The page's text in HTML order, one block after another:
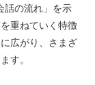
話の流れ」を示
重ねていく特徴
広がり、さまざ
す。